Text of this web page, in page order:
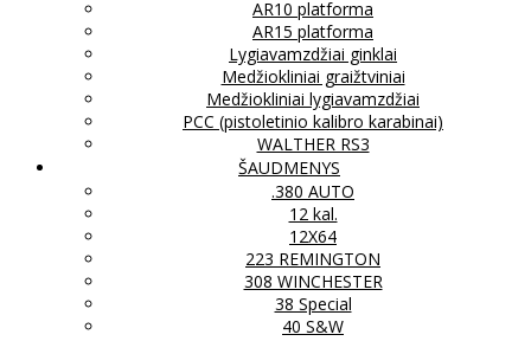
AR10 platforma
AR15 platforma
Lygiavamzdžiai ginklai
Medžiokliniai graižtviniai
Medžiokliniai lygiavamzdžiai
PCC (pistoletinio kalibro karabinai)
WALTHER RS3
ŠAUDMENYS
.380 AUTO
12 kal.
12X64
223 REMINGTON
308 WINCHESTER
38 Special
40 S&W